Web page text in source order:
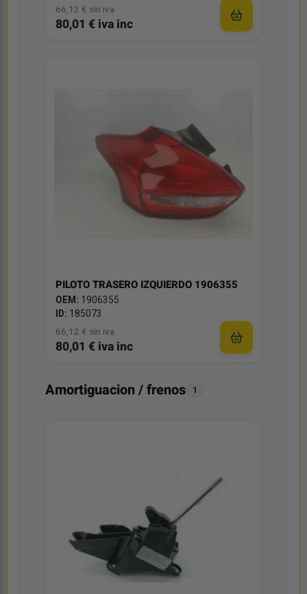
66,12 € sin iva
80,01 € iva inc
PILOTO TRASERO IZQUIERDO 1906355
OEM: 1906355
ID: 185073
66,12 € sin iva
80,01 € iva inc
Amortiguacion / frenos 1